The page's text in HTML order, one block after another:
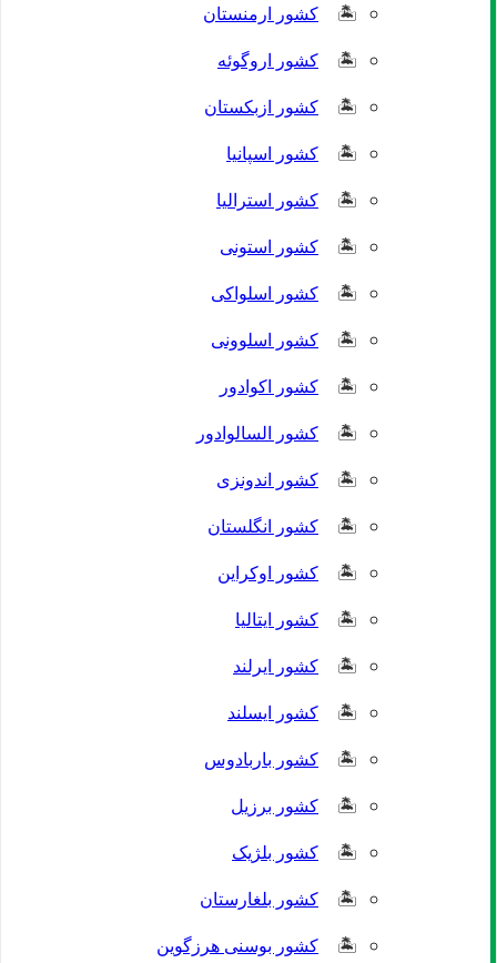
کشور ارمنستان
کشور اروگوئه
کشور ازبکستان
کشور اسپانیا
کشور استرالیا
کشور استونی
کشور اسلواکی
کشور اسلوونی
کشور اکوادور
کشور السالوادور
کشور اندونزی
کشور انگلستان
کشور اوکراین
کشور ایتالیا
کشور ایرلند
کشور ایسلند
کشور باربادوس
کشور برزیل
کشور بلژیک
کشور بلغارستان
کشور بوسنی هرزگوین